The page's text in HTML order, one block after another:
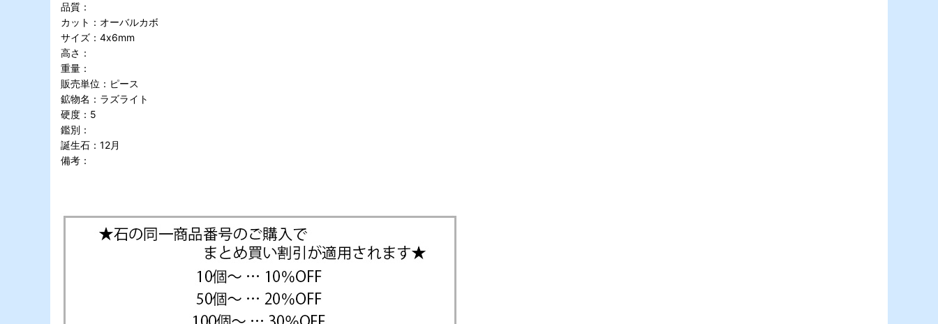
品質：
カット：オーバルカボ
サイズ：4x6mm
高さ：
重量：
販売単位：ピース
鉱物名：ラズライト
硬度：5
鑑別：
誕生石：12月
備考：